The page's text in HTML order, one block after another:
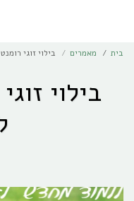
בית מאמרים בילוי זוגי
בילוי